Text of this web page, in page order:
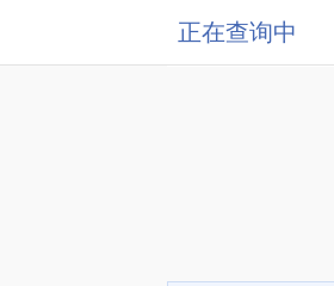
正在查询中